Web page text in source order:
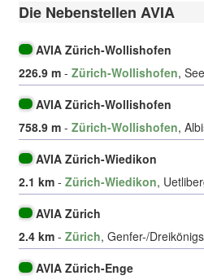
Die Nebenstellen AVIA
AVIA Zürich-Wollishofen
226.9 m - Zürich-Wollishofen,
AVIA Zürich-Wollishofen
758.9 m - Zürich-Wollishofen,
AVIA Zürich-Wiedikon
2.1 km - Zürich-Wiedikon,
AVIA Zürich
2.4 km - Zürich, Genfer-/
AVIA Zürich-Enge